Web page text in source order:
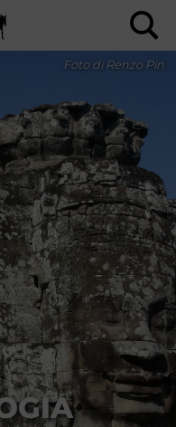
Foto di Renzo Pin